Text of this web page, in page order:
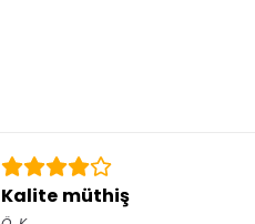
Kalite müthiş